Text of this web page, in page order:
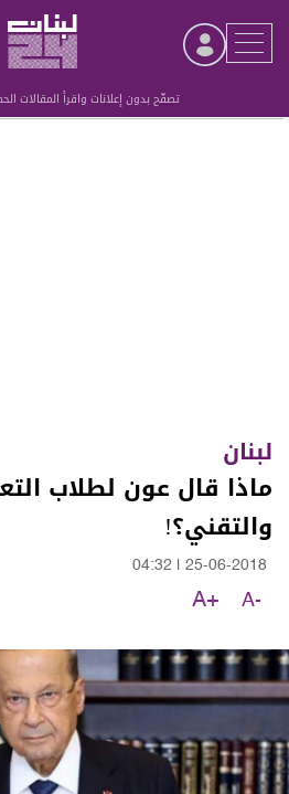
تصفّح بدون إعلانات واقرأ المقالات
Advertisement
لبنان
ماذا قال عون لطلاب
والتقني؟!
25-06-2018
04:32
A-
A+